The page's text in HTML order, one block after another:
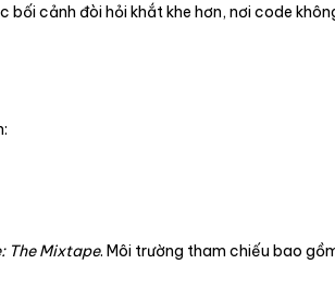
cảnh đòi hỏi khắt khe hơn, nơi code
The Mixtape. Môi trường tham chiếu bao